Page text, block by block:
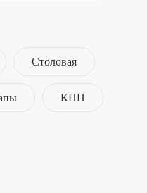
Столовая
КПП